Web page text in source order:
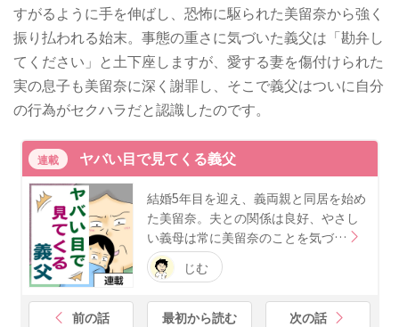
すがるように手を伸ばし、恐怖に駆られた美留奈から強く
振り払われる始末。事態の重さに気づいた義父は「勘弁し
てください」と土下座しますが、愛する妻を傷付けられた
実の息子も美留奈に深く謝罪し、そこで義父はついに自分
の行為がセクハラだと認識したのです。
連載 ヤバい目で見てくる義父
結婚5年目を迎え、義両親と同居を始め
た美留奈。夫との関係は良好、やさし
い義母は常に美留奈のことを気づ…
じむ
前の話 最初から読む 次の話